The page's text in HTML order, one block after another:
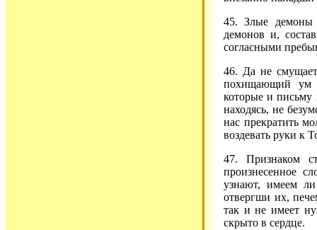
45. Злые демоны
демонов и,
согласными
46. Да не
похищающий ум
которые и письму
находясь, не
нас прекратить
воздевать руки к
47. Признаком
произнесенное
узнают, имеем
отвергши их,
так и не имеет
скрыто в сердце.